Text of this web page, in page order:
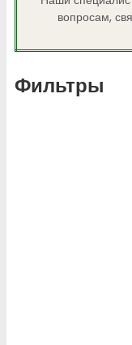
вопросам,
Фильтры